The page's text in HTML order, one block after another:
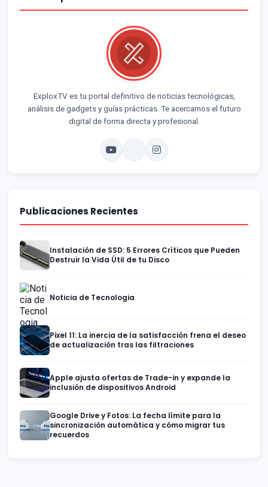
ExploxTV es tu portal definitivo de noticias tecnológicas,
análisis de gadgets y guías prácticas. Te acercamos el futuro
digital de forma directa y profesional.
Publicaciones Recientes
Instalación de SSD: 5 Errores Críticos que Pueden
Destruir la Vida Útil de tu Disco
Noticia de Tecnologia
Pixel 11: La inercia de la satisfacción frena el deseo
de actualización tras las filtraciones
Apple ajusta ofertas de Trade-in y expande la
inclusión de dispositivos Android
Google Drive y Fotos: La fecha límite para la
sincronización automática y cómo migrar tus
recuerdos